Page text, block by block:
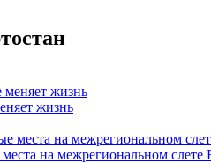
жизнь
места на межрегиональном